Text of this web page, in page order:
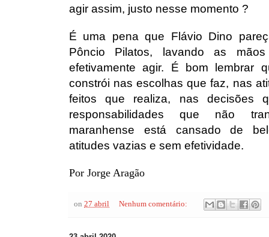
agir assim, justo nesse momento ?
É uma pena que Flávio Dino
Pôncio Pilatos, lavando as
efetivamente agir. É bom lembrar
constrói nas escolhas que faz, nas
feitos que realiza, nas decisões
responsabilidades que não
maranhense está cansado de
atitudes vazias e sem efetividade.
Por Jorge Aragão
on 27 abril Nenhum comentário: